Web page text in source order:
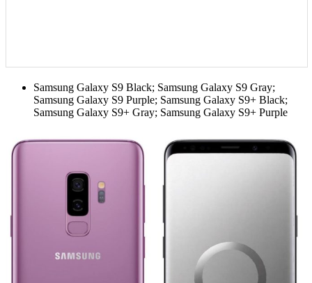
Samsung Galaxy S9 Black; Samsung Galaxy S9 Gray;
Samsung Galaxy S9 Purple; Samsung Galaxy S9+ Black;
Samsung Galaxy S9+ Gray; Samsung Galaxy S9+ Purple